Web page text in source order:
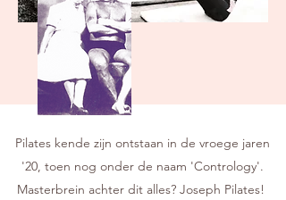
Pilates kende zijn ontstaan in de vroege jaren
'20, toen nog onder de naam 'Contrology'.
Masterbrein achter dit alles? Joseph Pilates!